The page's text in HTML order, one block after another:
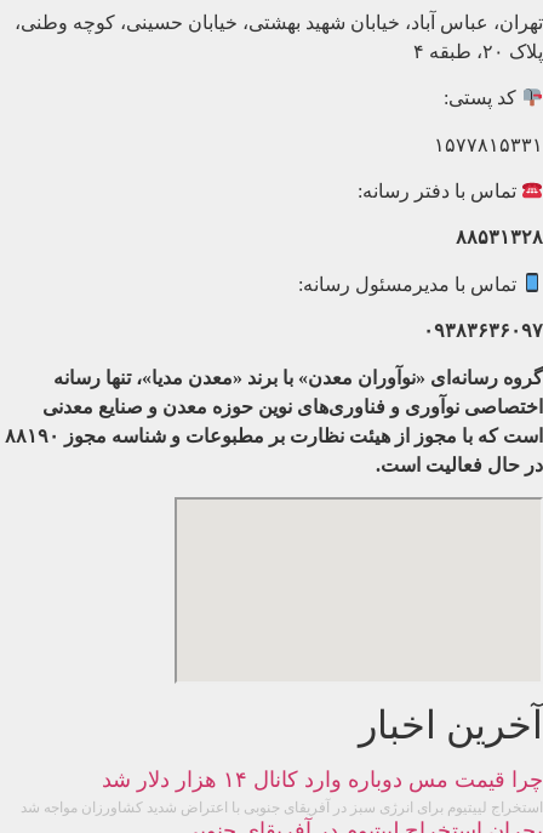
تهران، عباس آباد، خیابان شهید بهشتی، خیابان حسینی، کوچه وطنی،
پلاک ۲۰، طبقه ۴
کد پستی:
۱۵۷۷۸۱۵۳۳۱
تماس با دفتر رسانه:
۸۸۵۳۱۳۲۸
تماس با مدیرمسئول رسانه:
۰۹۳۸۳۶۳۶۰۹۷
گروه رسانه‌ای «نوآوران معدن» با برند «معدن مدیا»، تنها رسانه
اختصاصی نوآوری و فناوری‌های نوین حوزه معدن و صنایع معدنی‌
است که با مجوز از هیئت نظارت بر مطبوعات
و شناسه مجوز ۸۸۱۹۰
در حال فعالیت است.
آخرین اخبار
چرا قیمت مس دوباره وارد کانال ۱۴ هزار دلار شد
استخراج لییتیوم برای انرژی سبز در آفریقای جنوبی با اعتراض شدید کشاورزان مواجه شد